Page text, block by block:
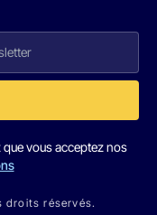
vous acceptez nos
droits réservés.